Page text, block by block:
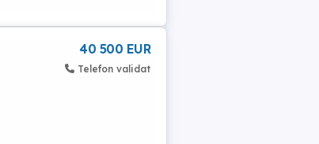
40 500 EUR
Telefon validat